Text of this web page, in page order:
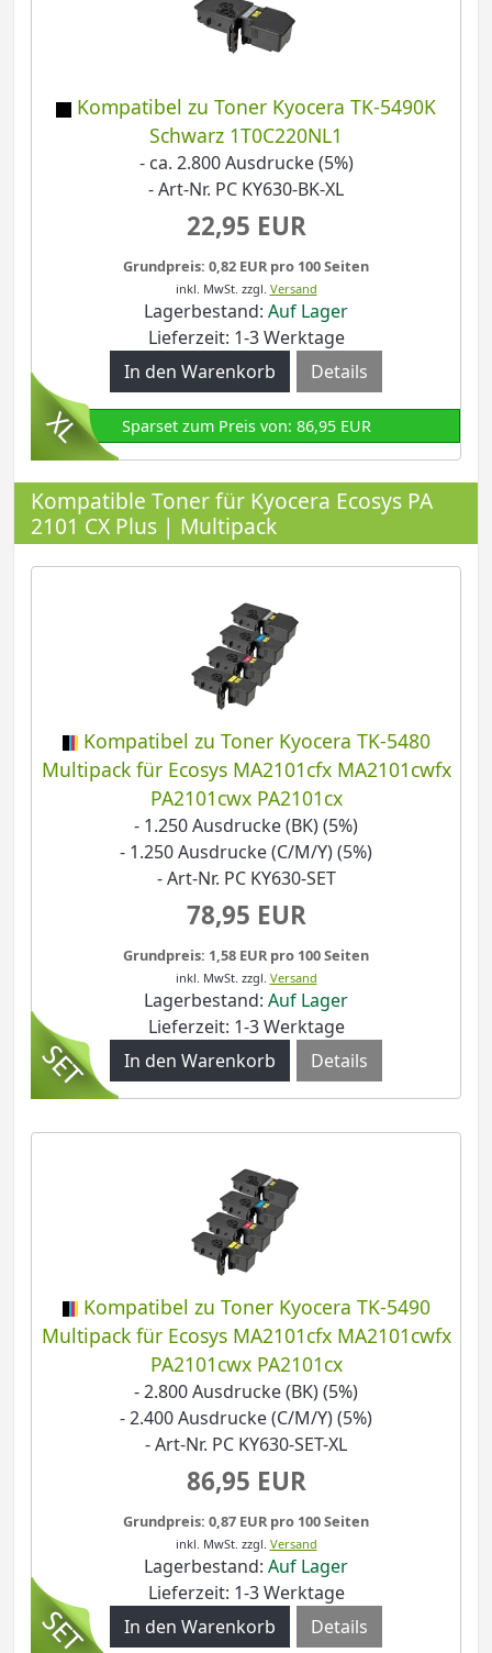
Kompatibel zu Toner Kyocera TK-5490K
Schwarz 1T0C220NL1
- ca. 2.800 Ausdrucke (5%)
- Art-Nr. PC KY630-BK-XL
22,95 EUR
Grundpreis: 0,82 EUR pro 100 Seiten
inkl. MwSt. zzgl. Versand
Lagerbestand: Auf Lager
Lieferzeit: 1-3 Werktage
Details
Sparset zum Preis von: 86,95 EUR
Kompatible Toner für Kyocera Ecosys PA
2101 CX Plus | Multipack
Kompatibel zu Toner Kyocera TK-5480
Multipack für Ecosys MA2101cfx MA2101cwfx
PA2101cwx PA2101cx
- 1.250 Ausdrucke (BK) (5%)
- 1.250 Ausdrucke (C/M/Y) (5%)
- Art-Nr. PC KY630-SET
78,95 EUR
Grundpreis: 1,58 EUR pro 100 Seiten
inkl. MwSt. zzgl. Versand
Lagerbestand: Auf Lager
Lieferzeit: 1-3 Werktage
Details
Kompatibel zu Toner Kyocera TK-5490
Multipack für Ecosys MA2101cfx MA2101cwfx
PA2101cwx PA2101cx
- 2.800 Ausdrucke (BK) (5%)
- 2.400 Ausdrucke (C/M/Y) (5%)
- Art-Nr. PC KY630-SET-XL
86,95 EUR
Grundpreis: 0,87 EUR pro 100 Seiten
inkl. MwSt. zzgl. Versand
Lagerbestand: Auf Lager
Lieferzeit: 1-3 Werktage
Details